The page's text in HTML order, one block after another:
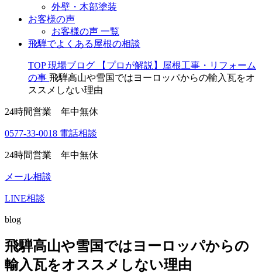
外壁・木部塗装
お客様の声
お客様の声 一覧
飛騨でよくある屋根の相談
TOP 現場ブログ
【プロが解説】屋根工事・リフォーム
の事 飛騨高山や雪国ではヨーロッパからの輸入瓦をオ
ススメしない理由
24時間営業 年中無休
0577-33-0018 電話相談
24時間営業 年中無休
メール相談
LINE相談
blog
飛騨高山や雪国ではヨーロッパからの
輸入瓦をオススメしない理由